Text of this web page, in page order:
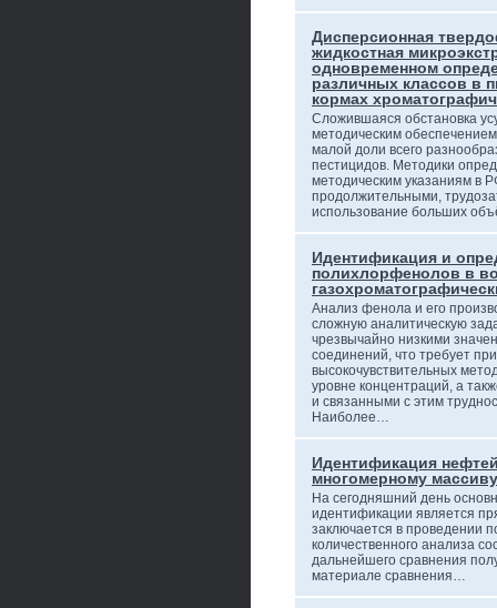
Дисперсионная
жидкостная
одновременном
различных классов в
кормах
Сложившаяся обстановка
методическим
малой доли всего
пестицидов. Методики
методическим указаниям в
продолжительными,
использование больших
Идентификация и
полихлорфенолов в
Анализ фенола и его
сложную аналитическую
чрезвычайно низкими
соединений, что требует
высокочувствительных
уровне концентраций, а
и связанными с этим
Наиболее…
Идентификация
многомерному
На сегодняшний день
идентификации является
заключается в проведении
количественного анализа
дальнейшего сравнения
материале сравнения…